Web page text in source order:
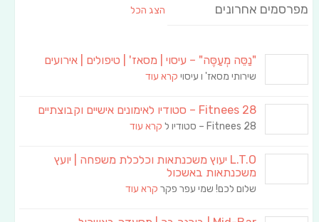
מפרסמים אחרונים הצג הכל
"נַסֵּה מְעַסֶּה" – עיסוי | מסאז' | טיפולים | אירועים
שירותי מסאז' ו עיסוי קרא עוד
Fitnees 28 – סטודיו לאימונים אישיים וקבוצתיים
Fitnees 28 – סטודיו ל קרא עוד
L.T.O יעוץ משכנתאות וכלכלת משפחה | יועץ
משכנתאות באשכול
שלום לכם! שמי עפר פקר קרא עוד